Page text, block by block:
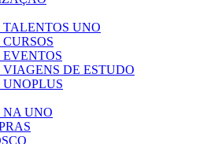
UNO
DE ESTUDO
NA UNO